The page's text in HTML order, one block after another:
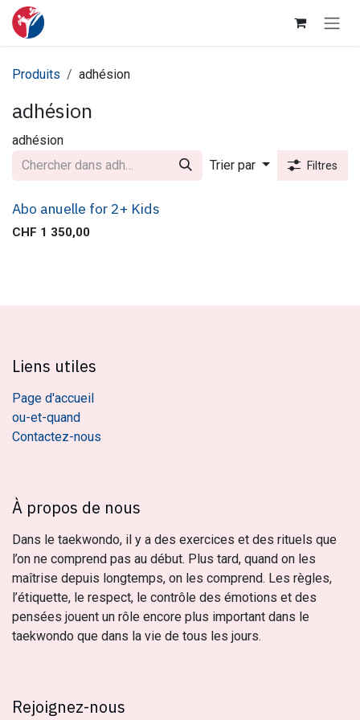
Se rendre au contenu
Produits adhésion
adhésion
adhésion
Trier par
Filtres
Abo anuelle for 2+ Kids
CHF 1 350,00
Liens utiles
Page d'accueil
ou-et-quand
Contactez-nous
À propos de nous
Dans le taekwondo, il y a des exercices et des rituels que
l’on ne comprend pas au début. Plus tard, quand on les
maîtrise depuis longtemps, on les comprend. Les règles,
l’étiquette, le respect, le contrôle des émotions et des
pensées jouent un rôle encore plus important dans le
taekwondo que dans la vie de tous les jours.
Rejoignez-nous